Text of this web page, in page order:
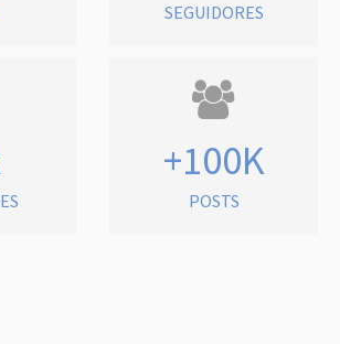
SEGUIDORES
+100K
POSTS